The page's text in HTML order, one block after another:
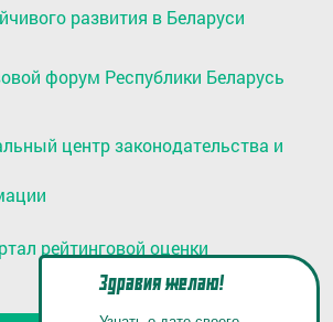
развития в Беларуси
форум Республики Беларусь
центр законодательства и
рейтинговой оценки
Здравия желаю!